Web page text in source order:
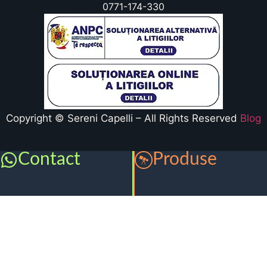
0771-174-330
Copyright © Sereni Capelli – All Rights Reserved Blog
Contact Produse